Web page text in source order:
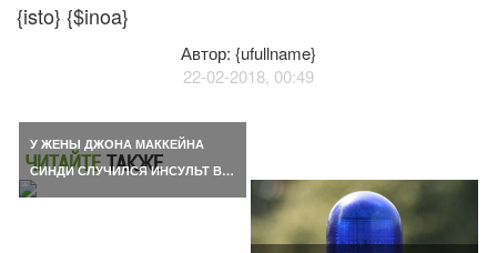
{isto} {$inoa}
Автор: {ufullname}
22-02-2018, 00:49
ЧИТАЙТЕТАКЖЕ
У ЖЕНЫ ДЖОНА МАККЕЙНА
СИНДИ СЛУЧИЛСЯ ИНСУЛЬТ В…